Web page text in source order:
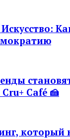
Café 🍰
который